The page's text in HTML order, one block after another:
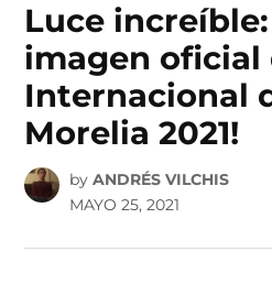
Luce increíble:
imagen oficial
Internacional
Morelia 2021!
by ANDRÉS VILCHIS
MAYO 25, 2021